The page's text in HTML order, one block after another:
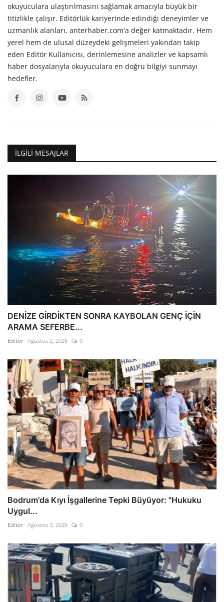
okuyuculara ulaştırılmasını sağlamak amacıyla büyük bir
titizlikle çalışır. Editörlük kariyerinde edindiği deneyimler ve
uzmanlık alanları, anterhaber.com'a değer katmaktadır. Hem
yerel hem de ulusal düzeydeki gelişmeleri yakından takip
eden Editör Kullanıcısı, derinlemesine analizler ve kapsamlı
haber dosyalarıyla okuyuculara en doğru bilgiyi sunmayı
hedefler.
İLGILI MESAJLAR
DENİZE GİRDİKTEN SONRA KAYBOLAN GENÇ İÇİN
ARAMA SEFERBE...
Editör Ağustos 2, 2026 0
Bodrum'da Kıyı İşgallerine Tepki Büyüyor: "Hukuku
Uygul...
Editör Ağustos 3, 2026 0